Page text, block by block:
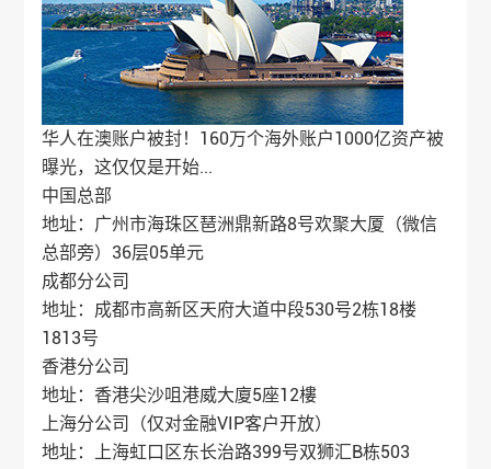
华人在澳账户被封！160万个海外账户1000亿资产被
曝光，这仅仅是开始...
中国总部
地址：广州市海珠区琶洲鼎新路8号欢聚大厦（微信
总部旁）36层05单元
成都分公司
地址：成都市高新区天府大道中段530号2栋18楼
1813号
香港分公司
地址：香港尖沙咀港威大廈5座12樓
上海分公司（仅对金融VIP客户开放）
地址：上海虹口区东长治路399号双狮汇B栋503